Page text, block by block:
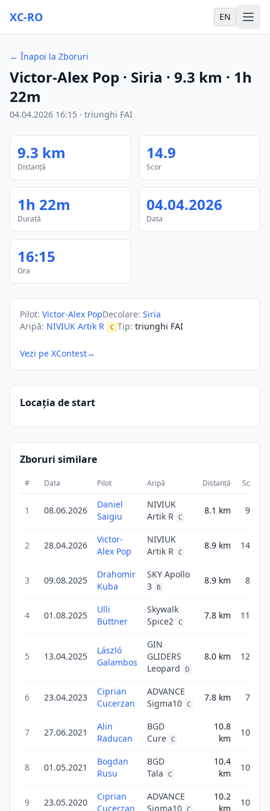
XC-RO EN
← Înapoi la Zboruri
Victor-Alex Pop · Siria · 9.3 km · 1h
22m
04.04.2026 16:15 · triunghi FAI
9.3 km
Distanță
14.9
Scor
1h 22m
Durată
04.04.2026
Data
16:15
Ora
Pilot: Victor-Alex PopDecolare: Siria
Aripă: NIVIUK Artik R C Tip: triunghi FAI
Vezi pe XContest→
Locația de start
Zboruri similare
# Data Pilot Aripă Distanță Scor
1 08.06.2026
Daniel
Saigiu
NIVIUK
Artik R C
8.1 km 9.7
2 28.04.2026
Victor-
Alex Pop
NIVIUK
Artik R C
8.9 km 14.3
3 09.08.2025
Drahomir
Kuba
SKY Apollo
3
B
8.9 km 8.9
4 01.08.2025
Ulli
Büttner
Skywalk
Spice2 C
7.8 km 11.0
5 13.04.2025
László
Galambos
GIN
GLIDERS
Leopard
D
8.0 km 12.8
6 23.04.2023
Ciprian
Cucerzan
ADVANCE
Sigma10 C
7.8 km 7.8
7 27.06.2021
Alin
Raducan
BGD
Cure C
10.8
km
10.8
8 01.05.2021
Bogdan
Rusu
BGD
Tala
C
10.4
km
10.4
9 23.05.2020
Ciprian
Cucerzan
ADVANCE
Sigma10 C
10.2
km
10.2